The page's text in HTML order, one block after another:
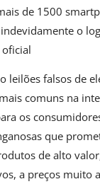
de 1500
o
oficial
leilões falsos de
comuns na
os
que
de alto
a preços muito